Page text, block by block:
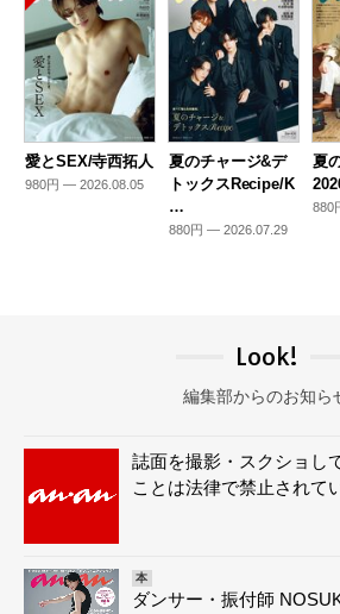
愛とSEX/寺西拓人
980円 — 2026.08.05
夏のチャージ&デ
トックスRecipe/K
…
880円 — 2026.07.29
夏
880
Look!
編集部からのお知ら
誌面を撮影・スクショし
ことは法律で禁止されて
本
ダンサー・振付師